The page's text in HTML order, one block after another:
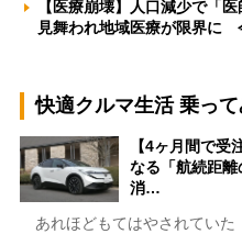
【医療崩壊】人口減少で「
見舞われ地域医療が限界に
快適クルマ生活 乗っ
【4ヶ月間で受
なる「航続距
消…
あれほどもてはやされていた